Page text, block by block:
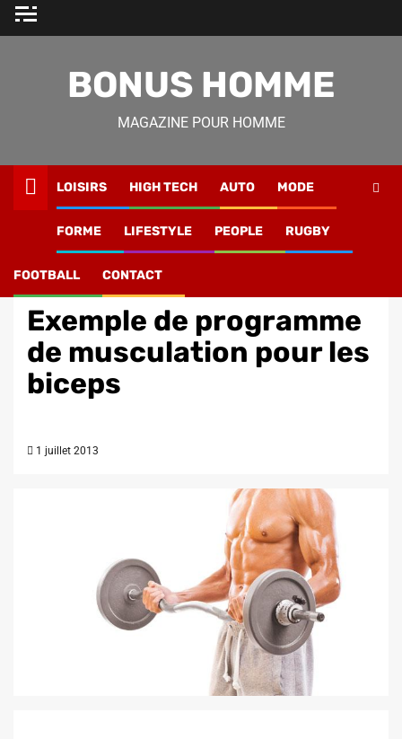
Skip
BONUS HOMME
MAGAZINE POUR HOMME
LOISIRS HIGH TECH AUTO MODE
FORME LIFESTYLE PEOPLE RUGBY
FOOTBALL CONTACT
programme de musculation pour les biceps
Exemple de programme
de musculation pour les
biceps
1 juillet 2013